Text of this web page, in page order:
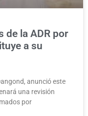
de la ADR por
a su
anunció este
una revisión
por